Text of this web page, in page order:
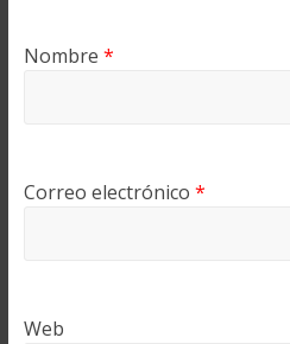
Nombre *
Correo electrónico *
Web